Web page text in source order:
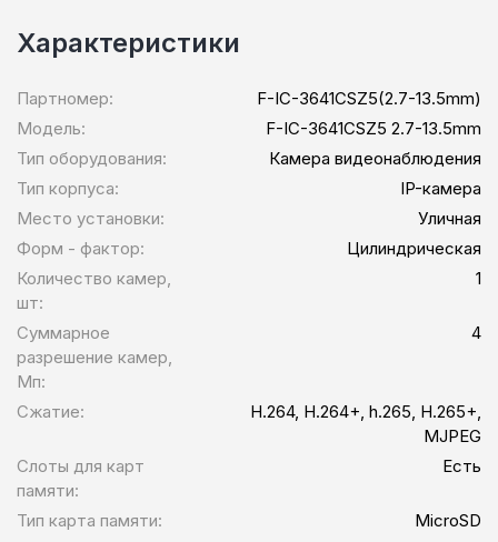
Характеристики
Партномер:
F-IC-3641CSZ5(2.7-13.5mm)
Модель:
F-IC-3641CSZ5 2.7-13.5mm
Тип оборудования:
Камера видеонаблюдения
Тип корпуса:
IP-камера
Место установки:
Уличная
Форм - фактор:
Цилиндрическая
Количество камер,
шт:
1
Суммарное
разрешение камер,
Мп:
4
Сжатие:
H.264, H.264+, h.265, H.265+,
MJPEG
Слоты для карт
памяти:
Есть
Тип карта памяти:
MicroSD